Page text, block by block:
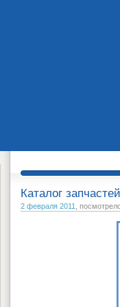
Каталог
2 февраля 2011,